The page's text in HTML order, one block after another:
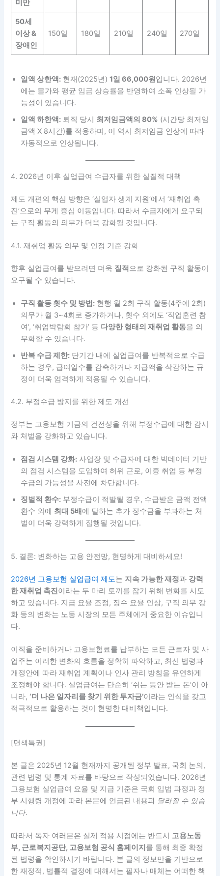
미만
50세
이상 &
장애인
150일 180일 210일 240일 270일
일액 상한액: 현재(2025년)1일 66,000원입니다. 2026년
에는 물가와 평균 임금 상승률을 반영하여 소폭 인상될 가
능성이 있습니다.
일액 하한액: 퇴직 당시 최저임금액의 80% (시간당 최저임
금액 X 8시간)를 적용하며, 이 역시 최저임금 인상에 따라
자동적으로 인상됩니다.
4. 2026년 이후 실업급여 수급자를 위한 실질적 대책
제도 개편의 핵심 방향은 ‘실업자 생계 지원’에서 ‘재취업 촉
진’으로의 무게 중심 이동입니다. 따라서 수급자에게 요구되
는 구직 활동의 의무가 더욱 강화될 것입니다.
4.1. 재취업 활동 의무 및 인정 기준 강화
향후 실업급여를 받으려면 더욱 질적 으로 강화된 구직 활동이
요구될 수 있습니다.
구직 활동 횟수 및 방법: 현행 월 2회 구직 활동(4주에 2회)
의무가 월 3~4회로 증가하거나, 횟수 외에도 ‘직업훈련 참
여’, ‘취업박람회 참가’ 등 다양한 형태의 재취업 활동을 의
무화할 수 있습니다.
반복 수급 제한: 단기간 내에 실업급여를 반복적으로 수급
하는 경우, 급여일수를 감축하거나 지급액을 삭감하는 규
정이 더욱 엄격하게 적용될 수 있습니다.
4.2. 부정수급 방지를 위한 제도 개선
정부는 고용보험 기금의 건전성을 위해 부정수급에 대한 감시
와 처벌을 강화하고 있습니다.
점검 시스템 강화: 사업장 및 수급자에 대한 빅데이터 기반
의 점검 시스템을 도입하여 허위 근로, 이중 취업 등 부정
수급의 가능성을 사전에 차단합니다.
징벌적 환수: 부정수급이 적발될 경우, 수급받은 금액 전액
환수 외에 최대 5배 에 달하는 추가 징수금을 부과하는 처
벌이 더욱 강력하게 집행될 것입니다.
5. 결론: 변화하는 고용 안전망, 현명하게 대비하세요!
2026년 고용보험 실업급여 제도는 지속 가능한 재정과 강력
한 재취업 촉진이라는 두 마리 토끼를 잡기 위해 변화를 시도
하고 있습니다. 지급 요율 조정, 징수 요율 인상, 구직 의무 강
화 등의 변화는 노동 시장의 모든 주체에게 중요한 이슈입니
다.
이직을 준비하거나 고용보험료를 납부하는 모든 근로자 및 사
업주는 이러한 변화의 흐름을 정확히 파악하고, 최신 법령과
개정안에 따라 재취업 계획이나 인사 관리 방침을 유연하게
조정해야 합니다. 실업급여는 단순히 ‘쉬는 동안 받는 돈’이 아
니라, ‘더 나은 일자리를 찾기 위한 투자금’이라는 인식을 갖고
적극적으로 활용하는 것이 현명한 대비책입니다.
[면책특권]
본 글은 2025년 12월 현재까지 공개된 정부 발표, 국회 논의,
관련 법령 및 통계 자료를 바탕으로 작성되었습니다. 2026년
고용보험 실업급여 요율 및 지급 기준은 국회 입법 과정과 정
부 시행령 개정에 따라 본문에 언급된 내용과 달라질 수 있습
니다.
따라서 독자 여러분은 실제 적용 시점에는 반드시 고용노동
부, 근로복지공단, 고용보험 공식 홈페이지 를 통해 최종 확정
된 법령을 확인하시기 바랍니다. 본 글의 정보만을 기반으로
한 재정적, 법률적 결정에 대해서는 필자나 매체는 어떠한 책